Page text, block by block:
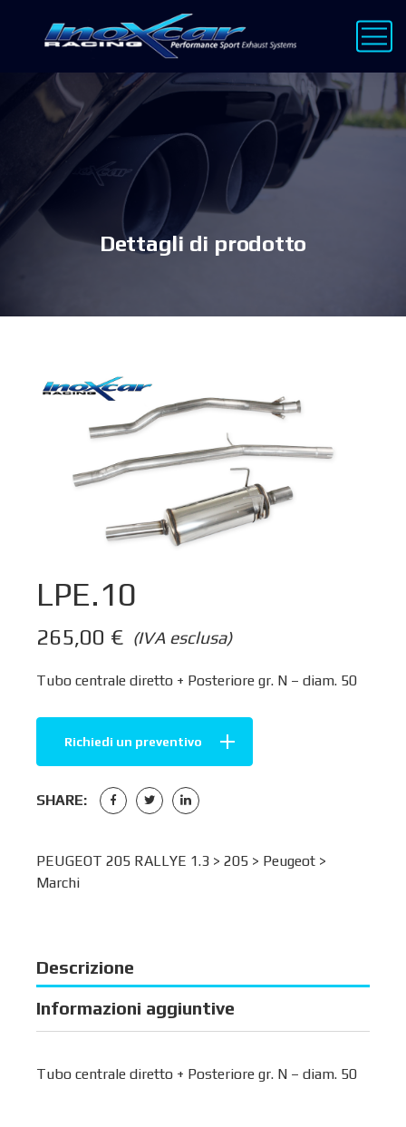
Dettagli di prodotto
LPE.10
(IVA esclusa)
265,00 €
Tubo centrale diretto + Posteriore gr. N – diam. 50
Richiedi un preventivo
SHARE:
PEUGEOT 205 RALLYE 1.3 > 205 > Peugeot >
Marchi
Descrizione
Informazioni aggiuntive
Tubo centrale diretto + Posteriore gr. N – diam. 50